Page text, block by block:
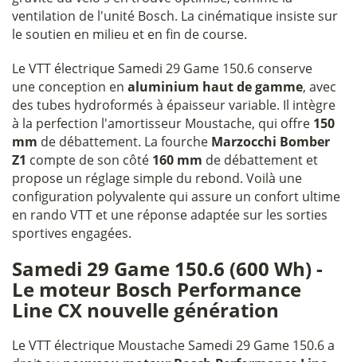
ventilation de l'unité Bosch. La cinématique insiste sur
le soutien en milieu et en fin de course.
Le VTT électrique Samedi 29 Game 150.6 conserve
une conception en aluminium haut de gamme, avec
des tubes hydroformés à épaisseur variable. Il intègre
à la perfection l'amortisseur Moustache, qui offre 150
mm de débattement. La fourche Marzocchi Bomber
Z1 compte de son côté 160 mm de débattement et
propose un réglage simple du rebond. Voilà une
configuration polyvalente qui assure un confort ultime
en rando VTT et une réponse adaptée sur les sorties
sportives engagées.
Samedi 29 Game 150.6 (600 Wh) -
Le moteur Bosch Performance
Line CX nouvelle génération
Le VTT électrique Moustache Samedi 29 Game 150.6 a